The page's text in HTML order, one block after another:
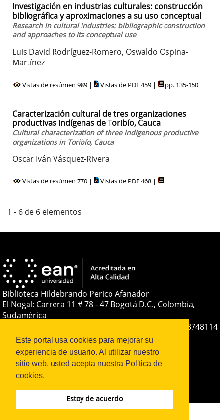
Este portal usa cookies para mejorar su
experiencia de usuario. Al utilizar nuestro
sitio web, usted acepta nuestra Política de
cookies.
Estoy de acuerdo
Investigación en industrias culturales: construcción
bibliográfica y aproximaciones a su uso conceptual
Research in cultural industries: bibliographic construction
and approaches to its conceptual use
Luis David Rodríguez-Romero, Oswaldo Ospina-
Martínez
Vistas de resúmen 989 | Vistas de PDF 459 | pp. 135-150
Caracterización cultural de tres organizaciones
productivas indígenas de Toribío, Cauca
Cultural characterization of three indigenous productive
organizations in Toribío, Cauca
Oscar Iván Vásquez-Rivera
Vistas de resúmen 770 | Vistas de PDF 468 |
1 - 6 de 6 elementos
Biblioteca Hildebrando Perico Afanador
El Nogal: Carrera 11 # 78 - 47 Bogotá D.C., Colombia,
Sudamérica
+57 316 8748114
E-mail:soporteojs@universidadean.edu.co
biblioteca@universidadean.edu.co
Sistema OJS - Metabiblioteca |